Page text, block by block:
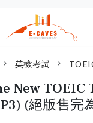
英檢考試
New TOEIC
(絕版售完